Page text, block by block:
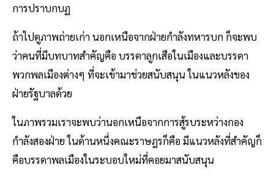
การปราบกบฏ
ถ้าไปดูภาพถ่ายเก่า นอกเหนือจากฝ่ายกำลังทหารบก ก็จะพบ
ว่าคนที่มีบทบาทสำคัญคือ บรรดาลูกเสือในเมืองและบรรดา
พวกพลเมืองต่างๆ ที่จะเข้ามาช่วยสนับสนุน ในแนวหลังของ
ฝ่ายรัฐบาลด้วย
ในภาพรวมเราจะพบว่านอกเหนือจากการสู้รบระหว่างกอง
กำลังสองฝ่าย ในด้านหนึ่งคณะราษฎรก็คือ มีแนวหลังที่สำคัญก็
คือบรรดาพลเมืองในระบอบใหม่ที่คอยมาสนับสนุน